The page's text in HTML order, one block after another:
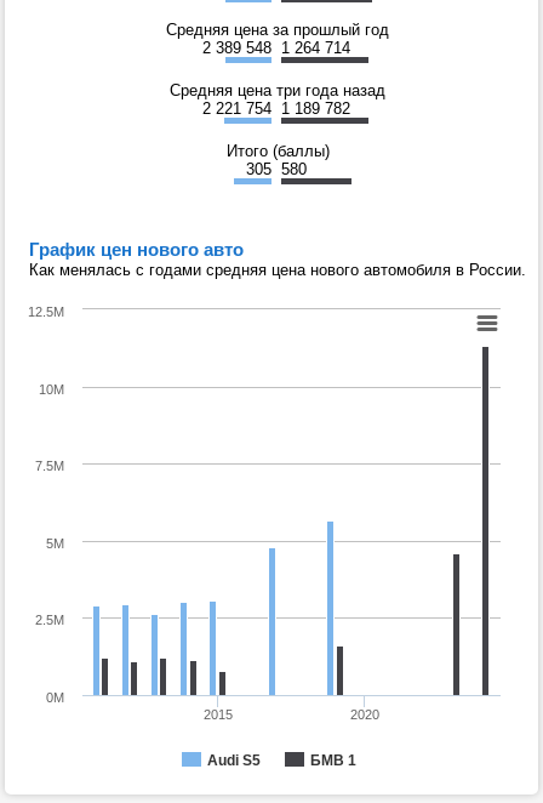
Средняя цена за прошлый год
2 389 548 1 264 714
Средняя цена три года назад
2 221 754 1 189 782
Итого (баллы)
305 580
График цен нового авто
Как менялась с годами средняя цена нового автомобиля в России.
Audi S5 БМВ 1
2015 2020
0M
2.5M
5M
7.5M
10M
12.5M